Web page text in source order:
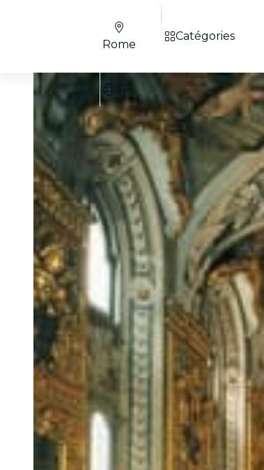
Rome
FR
Catégories